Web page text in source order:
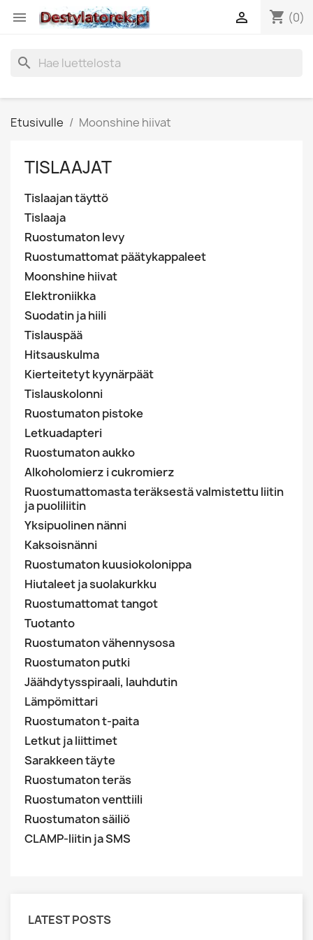
 shopping_cart (0)

search
Etusivulle Moonshine hiivat
TISLAAJAT
Tislaajan täyttö
Tislaaja
Ruostumaton levy
Ruostumattomat päätykappaleet
Moonshine hiivat
Elektroniikka
Suodatin ja hiili
Tislauspää
Hitsauskulma
Kierteitetyt kyynärpäät
Tislauskolonni
Ruostumaton pistoke
Letkuadapteri
Ruostumaton aukko
Alkoholomierz i cukromierz
Ruostumattomasta teräksestä valmistettu liitin
ja puoliliitin
Yksipuolinen nänni
Kaksoisnänni
Ruostumaton kuusiokolonippa
Hiutaleet ja suolakurkku
Ruostumattomat tangot
Tuotanto
Ruostumaton vähennysosa
Ruostumaton putki
Jäähdytysspiraali, lauhdutin
Lämpömittari
Ruostumaton t-paita
Letkut ja liittimet
Sarakkeen täyte
Ruostumaton teräs
Ruostumaton venttiili
Ruostumaton säiliö
CLAMP-liitin ja SMS
LATEST POSTS